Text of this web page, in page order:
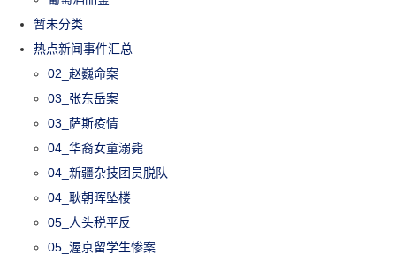
暂未分类
热点新闻事件汇总
02_赵巍命案
03_张东岳案
03_萨斯疫情
04_华裔女童溺毙
04_新疆杂技团员脱队
04_耿朝晖坠楼
05_人头税平反
05_渥京留学生惨案